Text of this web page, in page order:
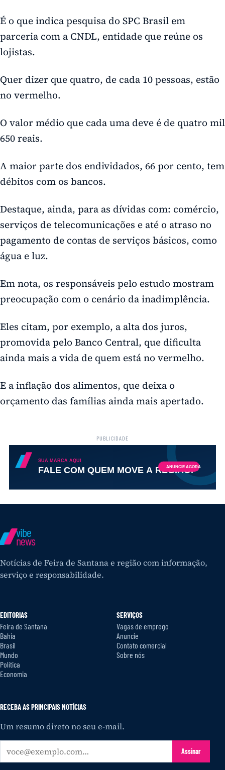
É o que indica pesquisa do SPC Brasil em
parceria com a CNDL, entidade que reúne os
lojistas.
Quer dizer que quatro, de cada 10 pessoas, estão
no vermelho.
O valor médio que cada uma deve é de quatro mil
650 reais.
A maior parte dos endividados, 66 por cento, tem
débitos com os bancos.
Destaque, ainda, para as dívidas com: comércio,
serviços de telecomunicações e até o atraso no
pagamento de contas de serviços básicos, como
água e luz.
Em nota, os responsáveis pelo estudo mostram
preocupação com o cenário da inadimplência.
Eles citam, por exemplo, a alta dos juros,
promovida pelo Banco Central, que dificulta
ainda mais a vida de quem está no vermelho.
E a inflação dos alimentos, que deixa o
orçamento das famílias ainda mais apertado.
PUBLICIDADE
vibe
news
Notícias de Feira de Santana e região com informação,
serviço e responsabilidade.
EDITORIAS
Feira de Santana
Bahia
Brasil
Mundo
Política
Economia
SERVIÇOS
Vagas de emprego
Anuncie
Contato comercial
Sobre nós
RECEBA AS PRINCIPAIS NOTÍCIAS
Um resumo direto no seu e-mail.
Assinar